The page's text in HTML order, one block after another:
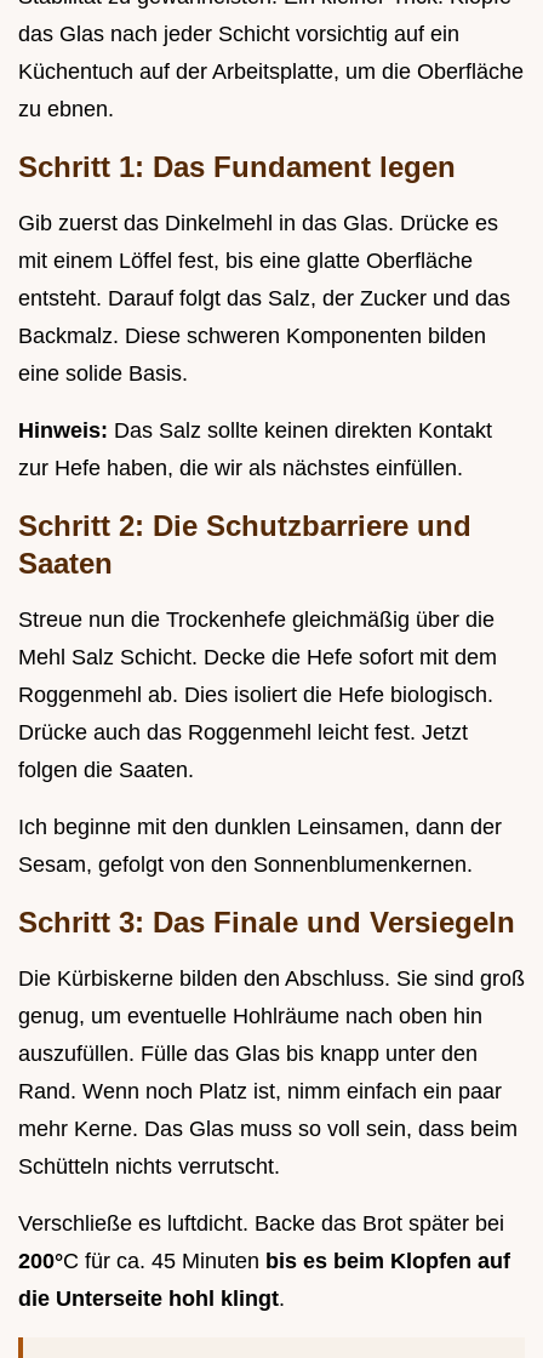
das Glas nach jeder Schicht vorsichtig auf ein
Küchentuch auf der Arbeitsplatte, um die Oberfläche
zu ebnen.
Schritt 1: Das Fundament legen
Gib zuerst das Dinkelmehl in das Glas. Drücke es
mit einem Löffel fest, bis eine glatte Oberfläche
entsteht. Darauf folgt das Salz, der Zucker und das
Backmalz. Diese schweren Komponenten bilden
eine solide Basis.
Hinweis: Das Salz sollte keinen direkten Kontakt
zur Hefe haben, die wir als nächstes einfüllen.
Schritt 2: Die Schutzbarriere und
Saaten
Streue nun die Trockenhefe gleichmäßig über die
Mehl Salz Schicht. Decke die Hefe sofort mit dem
Roggenmehl ab. Dies isoliert die Hefe biologisch.
Drücke auch das Roggenmehl leicht fest. Jetzt
folgen die Saaten.
Ich beginne mit den dunklen Leinsamen, dann der
Sesam, gefolgt von den Sonnenblumenkernen.
Schritt 3: Das Finale und Versiegeln
Die Kürbiskerne bilden den Abschluss. Sie sind groß
genug, um eventuelle Hohlräume nach oben hin
auszufüllen. Fülle das Glas bis knapp unter den
Rand. Wenn noch Platz ist, nimm einfach ein paar
mehr Kerne. Das Glas muss so voll sein, dass beim
Schütteln nichts verrutscht.
Verschließe es luftdicht. Backe das Brot später bei
200°C für ca. 45 Minuten bis es beim Klopfen auf
die Unterseite hohl klingt.